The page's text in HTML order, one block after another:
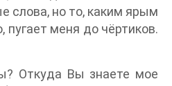
слова, но то, каким ярым
пугает меня до чёртиков.
Откуда Вы знаете мое